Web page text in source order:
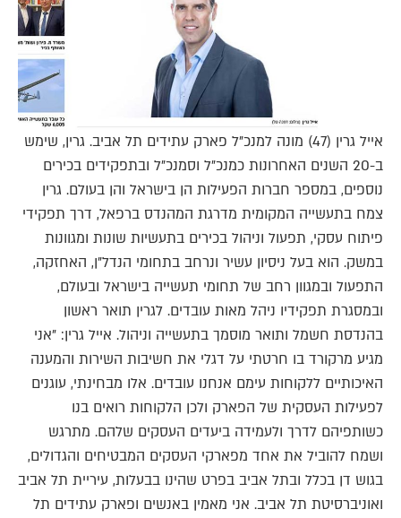
אייל גרין (47) מונה למנכ"ל פארק עתידים תל אביב. גרין, שימש
ב-20 השנים האחרונות כמנכ"ל וסמנכ"ל ובתפקידים בכירים
נוספים, במספר חברות הפעילות הן בישראל והן בעולם. גרין
צמח בתעשייה המקומית מדרגת המהנדס ברפאל, דרך תפקידי
פיתוח עסקי, תפעול וניהול בכירים בתעשיות שונות ומגוונות
במשק. הוא בעל ניסיון עשיר ונרחב בתחומי הנדל"ן, האחזקה,
התפעול ובמגוון רחב של תחומי תעשייה בישראל ובעולם,
ובמסגרת תפקידיו ניהל מאות עובדים. לגרין תואר ראשון
בהנדסת חשמל ותואר מוסמך בתעשייה וניהול. אייל גרין: "אני
מגיע מרקורד בו חרטתי על דגלי את חשיבות השירות והמענה
האיכותיים ללקוחות עימם אנחנו עובדים. אלו מבחינתי, עוגנים
לפעילות העסקית של הפארק ולכן הלקוחות רואים בנו
כשותפיהם לדרך ולעמידה ביעדים העסקים שלהם. מתרגש
ושמח להוביל את אחד מפארקי העסקים המבטיחים והגדולים,
בגוש דן בכלל ובתל אביב בפרט שהינו בבעלות, עיריית תל אביב
ואוניברסיטת תל אביב. אני מאמין באנשים ופארק עתידים תל